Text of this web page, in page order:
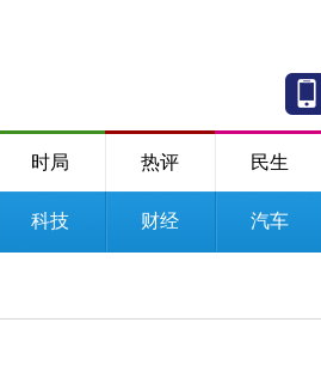
时局 热评 民生
科技 财经 汽车